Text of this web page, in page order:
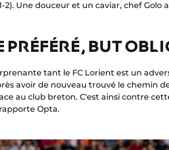
2). Une douceur et un caviar, chef Golo
BUT
tant le FC Lorient est un
avoir de nouveau trouvé le chemin
au club breton. C'est ainsi contre
Opta.